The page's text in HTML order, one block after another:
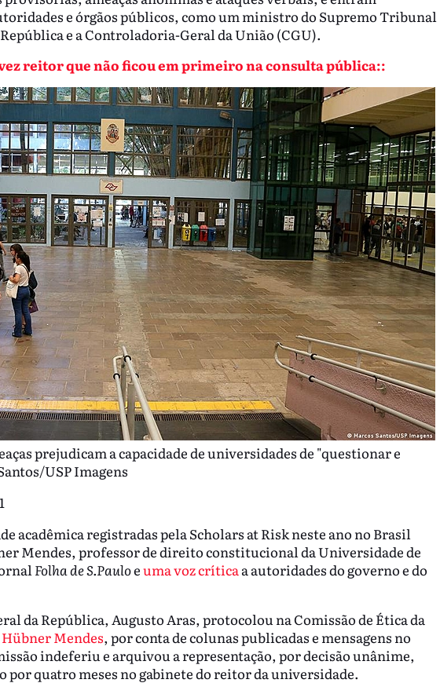
e órgãos públicos, como um ministro do Supremo Tribunal
e a Controladoria-Geral da União (CGU).
reitor que não ficou em primeiro na consulta pública::
prejudicam a capacidade de universidades de "questionar e
USP Imagens
acadêmica registradas pela Scholars at Risk neste ano no Brasil
Mendes, professor de direito constitucional da Universidade de
Folha de S.Pauloeuma voz críticaa autoridades do governo e do
da República, Augusto Aras, protocolou na Comissão de Ética da
Mendes, por conta de colunas publicadas e mensagens no
indeferiu e arquivou a representação, por decisão unânime,
por quatro meses no gabinete do reitor da universidade.